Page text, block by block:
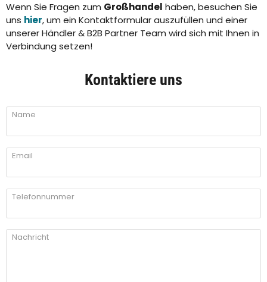
Wenn Sie Fragen zum Großhandel haben, besuchen Sie
uns hier, um ein Kontaktformular auszufüllen und einer
unserer Händler & B2B Partner Team wird sich mit Ihnen in
Verbindung setzen!
Kontaktiere uns
Name
Email
Telefonnummer
Nachricht